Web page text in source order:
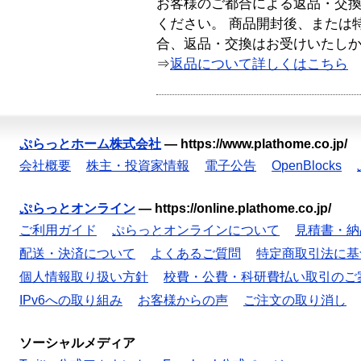
お客様のご都合による返品・交
ください。 商品開封後、または
合、返品・交換はお受けいたし
⇒返品について詳しくはこちら
ぷらっとホーム株式会社 — https://www.plathome.co.jp/
会社概要
株主・投資家情報 電子公告 OpenBlocks
ぷらっとオンライン — https://online.plathome.co.jp/
ご利用ガイド
ぷらっとオンラインについて
見積書・
配送・決済について
よくあるご質問
特定商取引法に
個人情報取り扱い方針
校費・公費・科研費払い取引のご
IPv6への取り組み
お客様からの声 ご注文の取り消し
ソーシャルメディア